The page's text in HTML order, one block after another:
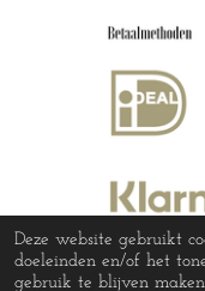
Deze website gebruikt
doeleinden en/of het
gebruik te blijven